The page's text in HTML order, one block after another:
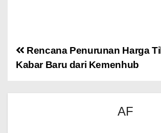
Rencana Penurunan Harga
Kabar Baru dari Kemenhub
AF